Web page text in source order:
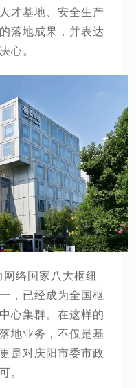
才基地、安全生产
落地成果，并表达
心。
络国家八大枢纽
，已经成为全国枢
心集群。在这样的
地业务，不仅是基
是对庆阳市委市政
。